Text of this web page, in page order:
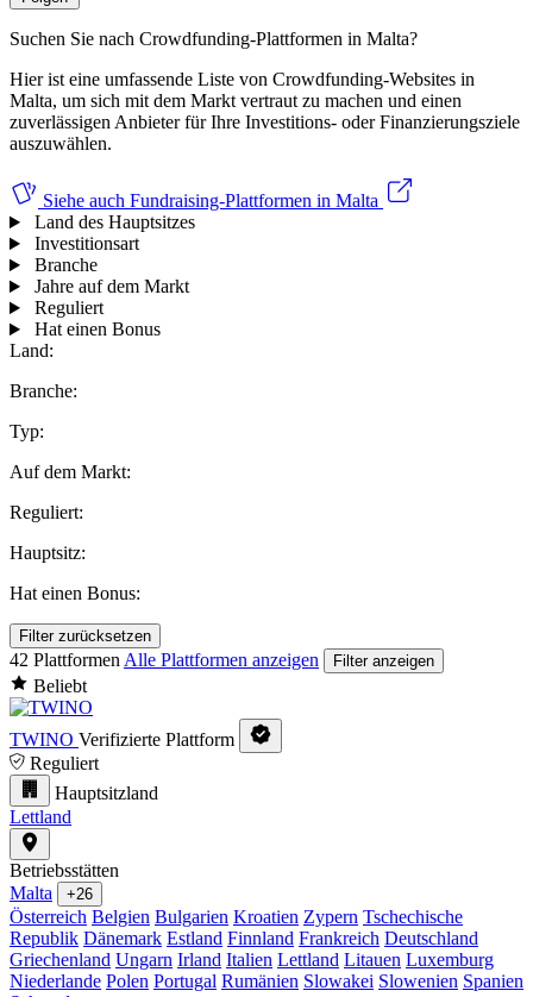
Suchen Sie nach Crowdfunding-Plattformen in Malta?
Hier ist eine umfassende Liste von Crowdfunding-Websites in
Malta, um sich mit dem Markt vertraut zu machen und einen
zuverlässigen Anbieter für Ihre Investitions- oder Finanzierungsziele
auszuwählen.
Siehe auch Fundraising-Plattformen in Malta
Land des Hauptsitzes
Investitionsart
Branche
Jahre auf dem Markt
Reguliert
Hat einen Bonus
Land:
Branche:
Typ:
Auf dem Markt:
Reguliert:
Hauptsitz:
Hat einen Bonus:
Filter zurücksetzen
42 Plattformen Alle Plattformen anzeigen Filter anzeigen
Beliebt
TWINO Verifizierte Plattform
Reguliert
Hauptsitzland
Lettland
Betriebsstätten
Malta
+26
Österreich Belgien Bulgarien Kroatien Zypern Tschechische
Republik Dänemark Estland Finnland Frankreich Deutschland
Griechenland Ungarn Irland Italien Lettland Litauen Luxemburg
Niederlande Polen Portugal Rumänien Slowakei Slowenien Spanien